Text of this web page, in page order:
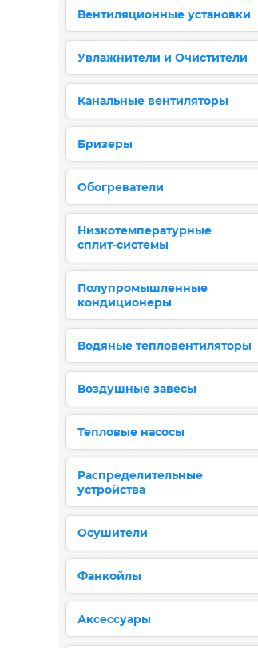
Вентиляционные установки
Увлажнители и Очистители
Канальные вентиляторы
Бризеры
Обогреватели
Низкотемпературные
сплит-системы
Полупромышленные
кондиционеры
Водяные тепловентиляторы
Воздушные завесы
Тепловые насосы
Распределительные
устройства
Осушители
Фанкойлы
Аксессуары